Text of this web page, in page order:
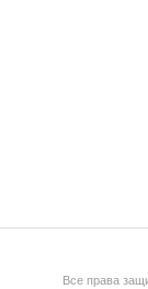
Все права